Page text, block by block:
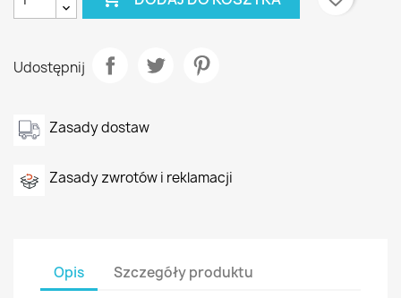
Udostępnij
Zasady dostaw
Zasady zwrotów i reklamacji
Opis Szczegóły produktu